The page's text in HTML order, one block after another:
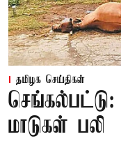
தமிழக செய்திகள்
செங்கல்பட்டு:
மாடுகள் பலி